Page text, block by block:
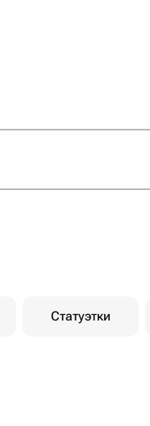
Статуэтки